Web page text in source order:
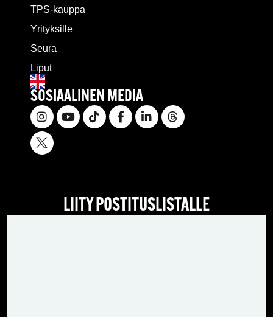
TPS-kauppa
Yrityksille
Seura
Liput
SOSIAALINEN MEDIA
LIITY POSTITUSLISTALLE